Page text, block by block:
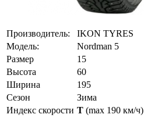
Производитель:
IKON TYRES
Модель:
Nordman 5
Размер
15
Высота
60
Ширина
195
Сезон
Зима
Индекс скорости T (max 190 км/ч)